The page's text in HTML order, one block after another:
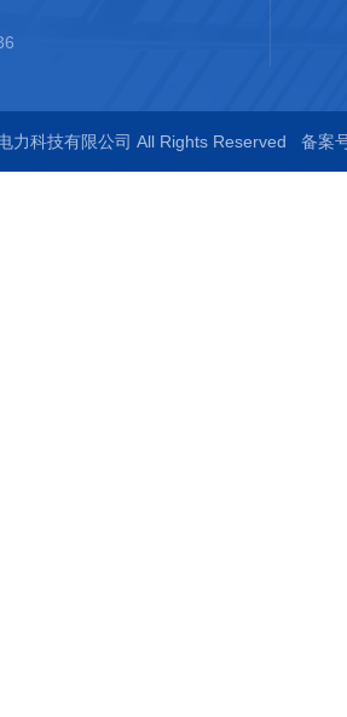
力科技有限公司 All Rights Reserved 备案